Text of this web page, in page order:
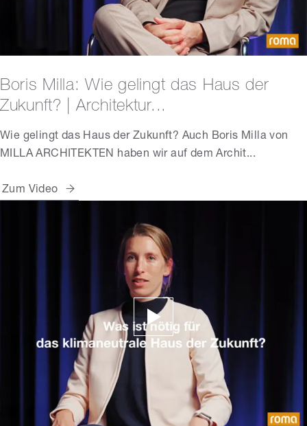
Boris Milla: Wie gelingt das Haus der
Zukunft? | Architektur...
Wie gelingt das Haus der Zukunft? Auch Boris Milla von
MILLA ARCHITEKTEN haben wir auf dem Archit...
Zum Video